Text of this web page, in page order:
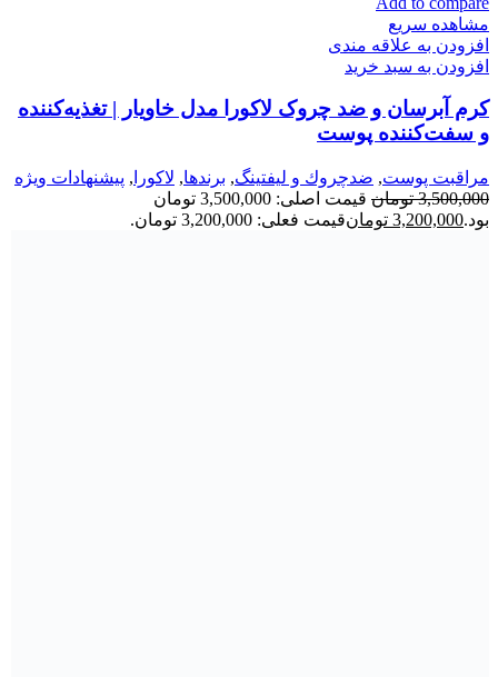
مشاهده سریع
افزودن به علاقه مندی
افزودن به سبد خرید
کرم آبرسان و ضد چروک لاکورا مدل خاویار | تغذیه‌کننده
و سفت‌کننده پوست
مراقبت پوست, ضدچروك و ليفتينگ, برندها, لاكورا , پیشنهادات ویژه
3,500,000 تومان
قیمت اصلی: 3,500,000 تومان
بود.3,200,000 تومانقیمت فعلی: 3,200,000 تومان.